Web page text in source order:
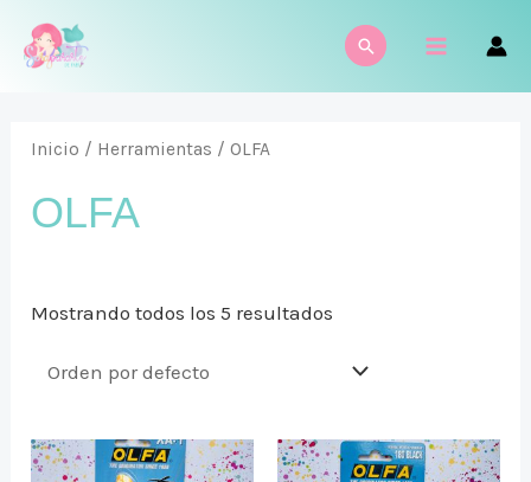
Buscar
Inicio / Herramientas / OLFA
OLFA
Mostrando todos los 5 resultados